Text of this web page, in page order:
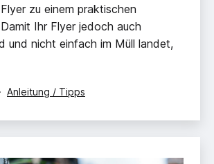
zu einem praktischen
Ihr Flyer jedoch auch
und nicht einfach im Müll landet,
Kategorisiert
Anleitung / Tipps